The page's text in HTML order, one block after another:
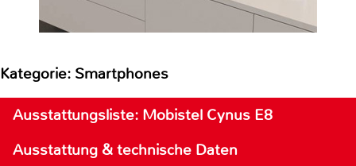
Kategorie: Smartphones
Ausstattungsliste: Mobistel Cynus E8
Ausstattung & technische Daten